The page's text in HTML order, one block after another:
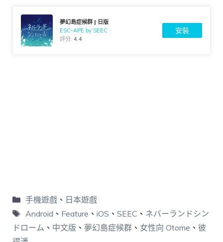
夢幻島症候群 | 日版
ESC-APE by SEEC
評分:4.4
安裝
手機遊戲、 日本遊戲
Android 、 Feature 、 iOS 、 SEEC 、 ネバーランドシン
ドローム 、 中文版 、 夢幻島症候群 、 女性向 Otome 、 彼